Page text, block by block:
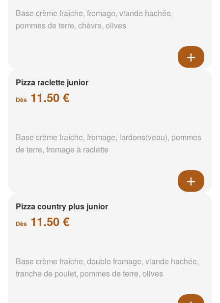
Base crème fraîche, fromage, viande hachée,
pommes de terre, chèvre, olives
Pizza raclette junior
Dès 11.50 €
Base crème fraîche, fromage, lardons(veau), pommes
de terre, fromage à raclette
Pizza country plus junior
Dès 11.50 €
Base crème fraîche, double fromage, viande hachée,
tranche de poulet, pommes de terre, olives